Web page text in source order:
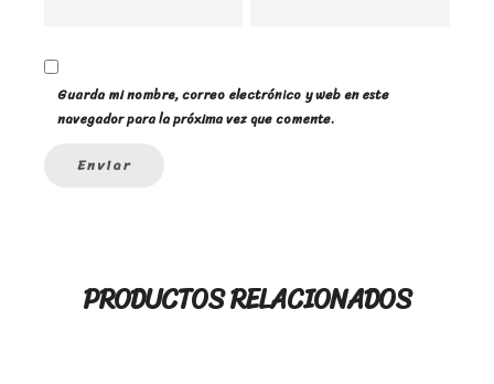
Guarda mi nombre, correo electrónico y web en este
navegador para la próxima vez que comente.
PRODUCTOS RELACIONADOS